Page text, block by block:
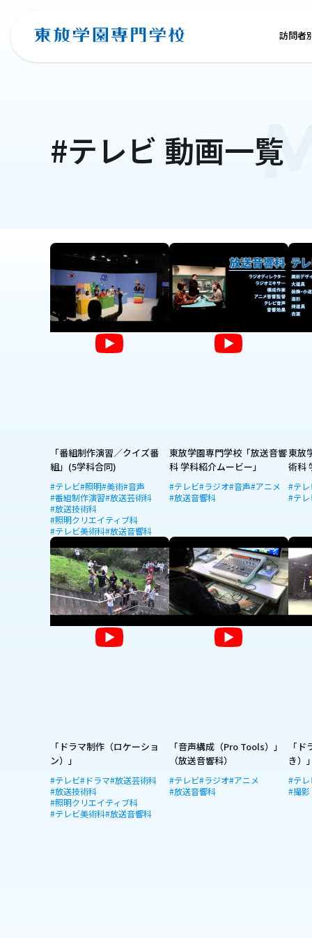
訪問者
#テレビ 動画一覧
「番組制作演習／クイズ番
組」(5学科合同)
#テレビ#照明#美術#音声
#番組制作演習#放送芸術科
#放送技術科
#照明クリエイティブ科
#テレビ美術科#放送音響科
東放学園専門学校「放送音響
科 学科紹介ムービー」
#テレビ#ラジオ#音声#アニメ
#放送音響科
東放
術科
#テレ
#テレ
「ドラマ制作（ロケーショ
ン）」
#テレビ#ドラマ#放送芸術科
#放送技術科
#照明クリエイティブ科
#テレビ美術科#放送音響科
「音声構成（Pro Tools）」
（放送音響科）
#テレビ#ラジオ#アニメ
#放送音響科
「
き）
#テレ
#撮影